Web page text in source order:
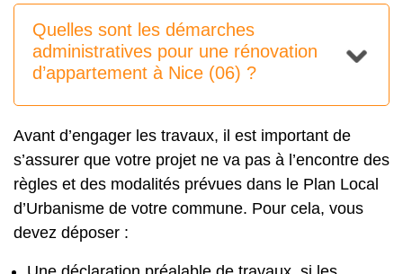
Quelles sont les démarches
administratives pour une rénovation
d’appartement à Nice (06) ?
Avant d’engager les travaux, il est important de
s’assurer que votre projet ne va pas à l’encontre des
règles et des modalités prévues dans le Plan Local
d’Urbanisme de votre commune. Pour cela, vous
devez déposer :